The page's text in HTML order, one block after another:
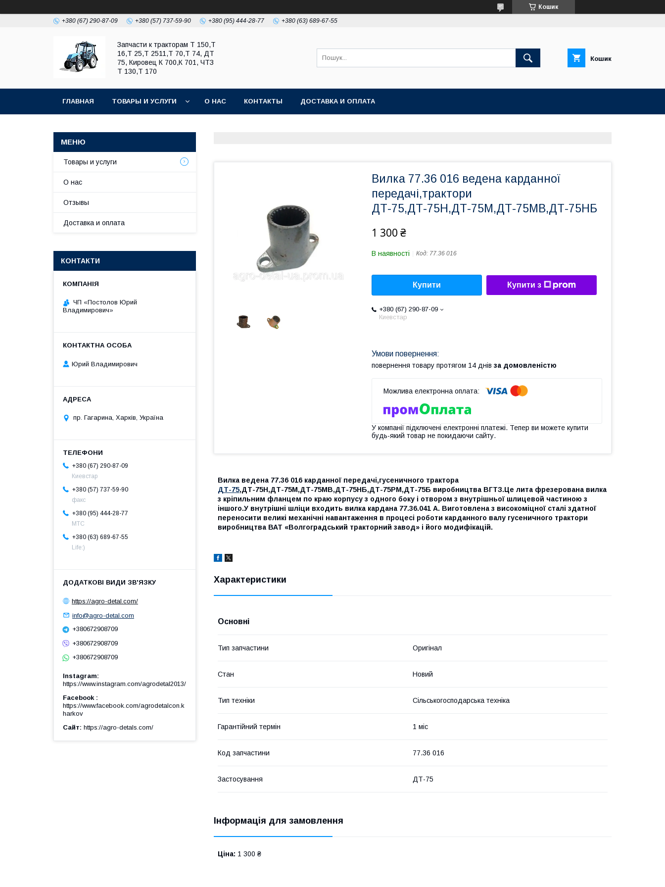
Кошик
+380 (67) 290-87-09 +380 (57) 737-59-90 +380 (95) 444-28-77 +380 (63) 689-67-55
Запчасти к тракторам Т 150,Т
16,Т 25,Т 2511,Т 70,Т 74, ДТ
75, Кировец К 700,К 701, ЧТЗ
Т 130,Т 170
Кошик
ГЛАВНАЯ ТОВАРЫ И УСЛУГИ О НАС КОНТАКТЫ ДОСТАВКА И ОПЛАТА
Вилка 77.36 016 ведена карданної
передачі,трактори
ДТ-75,ДТ-75Н,ДТ-75М,ДТ-75МВ,ДТ-75НБ
1 300 ₴
В наявності Код: 77.36 016
Купити Купити з
+380 (67) 290-87-09
Киевстар
повернення товару протягом 14 днів за домовленістю
У компанії підключені електронні платежі. Тепер ви можете купити
будь-який товар не покидаючи сайту.
Вилка ведена 77.36 016 карданної передачі,гусеничного трактора
ДТ-75,ДТ-75Н,ДТ-75М,ДТ-75МВ,ДТ-75НБ,ДТ-75РМ,ДТ-75Б виробництва ВГТЗ.Це лита фрезерована вилка
з кріпильним фланцем по краю корпусу з одного боку і отвором з внутрішньої шлицевой частиною з
іншого.У внутрішні шліци входить вилка кардана 77.36.041 А. Виготовлена з високоміцної сталі здатної
переносити великі механічні навантаження в процесі роботи карданного валу гусеничного трактори
виробництва ВАТ «Волгоградський тракторний завод» і його модифікацій.
Характеристики
Основні
Тип запчастини Оригінал
Стан Новий
Тип техніки Сільськогосподарська техніка
Гарантійний термін 1 міс
Код запчастини 77.36 016
Застосування ДТ-75
Інформація для замовлення
Ціна: 1 300 ₴
Товары и услуги
О нас
Отзывы
Доставка и оплата
КОНТАКТИ
ЧП «Постолов Юрий
Владимирович»
Юрий Владимирович
пр. Гагарина, Харків, Україна
+380 (67) 290-87-09
Киевстар
+380 (57) 737-59-90
факс
+380 (95) 444-28-77
МТС
+380 (63) 689-67-55
Life:)
https://agro-detal.com/
info@agro-detal.com
+380672908709
+380672908709
+380672908709
Instagram
https://www.instagram.com/agrodetal2013/
Facebook
https://www.facebook.com/agrodetalcon.k
harkov
Сайт https://agro-detals.com/